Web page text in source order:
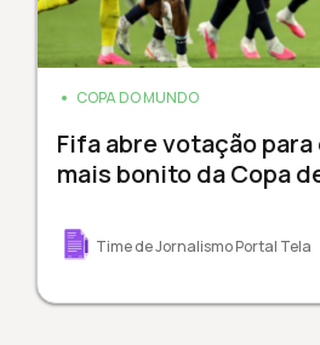
COPA DO MUNDO
Fifa abre votação
mais bonito da Copa
Time de Jornalismo Portal Tela